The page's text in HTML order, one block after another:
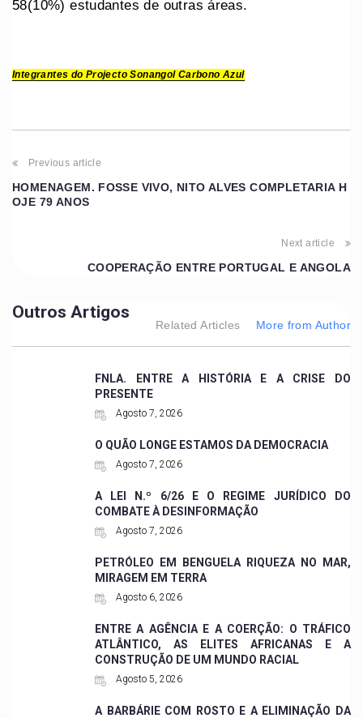
58(10%) estudantes de outras áreas.
Integrantes do Projecto Sonangol Carbono Azul
Previous article
HOMENAGEM. FOSSE VIVO, NITO ALVES COMPLETARIA H
OJE 79 ANOS
Next article
COOPERAÇÃO ENTRE PORTUGAL E ANGOLA
Outros Artigos
Related Articles More from Author
FNLA. ENTRE A HISTÓRIA E A CRISE DO
PRESENTE
Agosto 7, 2026
O QUÃO LONGE ESTAMOS DA DEMOCRACIA
Agosto 7, 2026
A LEI N.º 6/26 E O REGIME JURÍDICO DO
COMBATE À DESINFORMAÇÃO
Agosto 7, 2026
PETRÓLEO EM BENGUELA RIQUEZA NO MAR,
MIRAGEM EM TERRA
Agosto 6, 2026
ENTRE A AGÊNCIA E A COERÇÃO: O TRÁFICO
ATLÂNTICO, AS ELITES AFRICANAS E A
CONSTRUÇÃO DE UM MUNDO RACIAL
Agosto 5, 2026
A BARBÁRIE COM ROSTO E A ELIMINAÇÃO DA